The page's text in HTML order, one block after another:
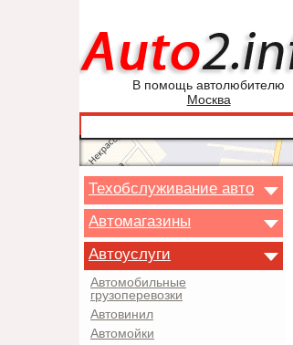
В помощь автолюбителю
Москва
Техобслуживание авто
Автомагазины
Автоуслуги
Автомобильные
грузоперевозки
Автовинил
Автомойки